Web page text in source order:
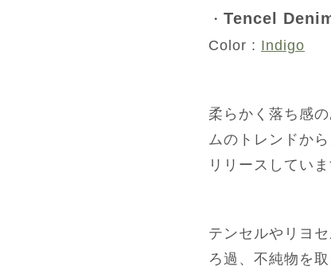
・ Tencel
Color : Indigo
柔らかく落ち感
ムのトレンドか
リリースしていま
テンセルやリヨ
ろ過、不純物を